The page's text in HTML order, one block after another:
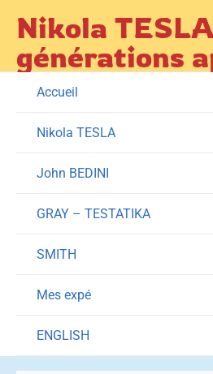
content
Nikola
générations
Accueil
Nikola TESLA
John BEDINI
GRAY – TESTATIKA
SMITH
Mes expé
ENGLISH